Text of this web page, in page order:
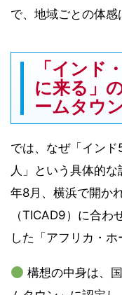
で、地域ごとの体感
「インド
に来る」
ームタウ
では、なぜ「イン
人」という具体的
年8月、横浜で開か
（TICAD9）に合わ
した「アフリカ・ホ
構想の中身は、